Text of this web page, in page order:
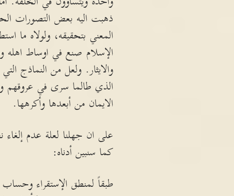
ذهبت اليه بعض التصورات
المعني بتحقيقه، ولولاه ما
الإسلام صنع في اوساط اهله
والايثار. ولعل من النماذج
الذي طالما سرى في عروقهم
الايمان من أبعدها وأكرهها.
على ان جهلنا لعلة عدم إلغاء
كما سنبين أدناه:
طبقاً لمنطق الإستقراء